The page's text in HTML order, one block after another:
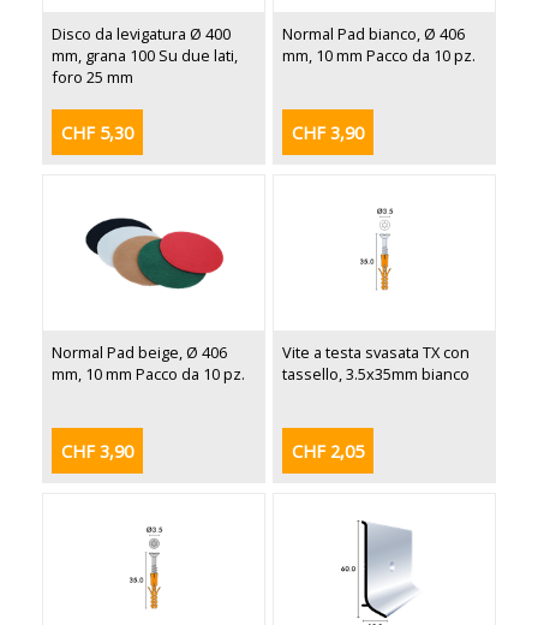
Disco da levigatura Ø 400
mm, grana 100 Su due lati,
foro 25 mm
CHF 5,30
Normal Pad bianco, Ø 406
mm, 10 mm Pacco da 10 pz.
CHF 3,90
Normal Pad beige, Ø 406
mm, 10 mm Pacco da 10 pz.
CHF 3,90
Vite a testa svasata TX con
tassello, 3.5x35mm bianco
CHF 2,05